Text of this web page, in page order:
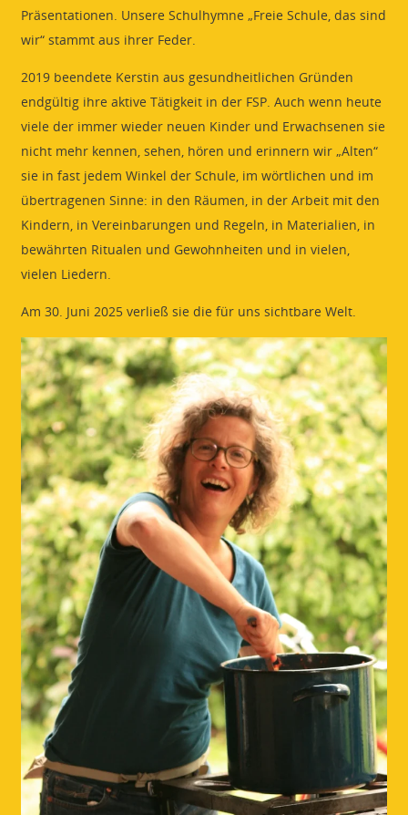
Präsentationen. Unsere Schulhymne „Freie Schule, das sind
wir“ stammt aus ihrer Feder.
2019 beendete Kerstin aus gesundheitlichen Gründen
endgültig ihre aktive Tätigkeit in der FSP. Auch wenn heute
viele der immer wieder neuen Kinder und Erwachsenen sie
nicht mehr kennen, sehen, hören und erinnern wir „Alten“
sie in fast jedem Winkel der Schule, im wörtlichen und im
übertragenen Sinne: in den Räumen, in der Arbeit mit den
Kindern, in Vereinbarungen und Regeln, in Materialien, in
bewährten Ritualen und Gewohnheiten und in vielen,
vielen Liedern.
Am 30. Juni 2025 verließ sie die für uns sichtbare Welt.